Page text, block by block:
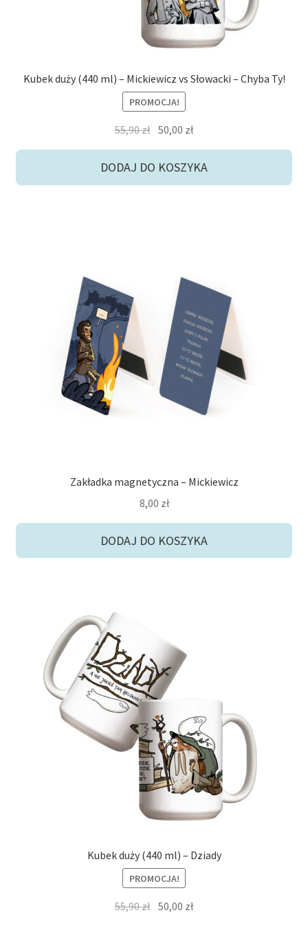
Kubek duży (440 ml) – Mickiewicz vs Słowacki – Chyba Ty!
PROMOCJA!
55,90zł Pierwotna
cena
wynosiła:
50,00 złAktualna
cena
wynosi:
DODAJ DO KOSZYKA
Zakładka magnetyczna – Mickiewicz
8,00 zł
DODAJ DO KOSZYKA
Kubek duży (440 ml) – Dziady
PROMOCJA!
55,90zł Pierwotna
cena
50,00 złAktualna
cena